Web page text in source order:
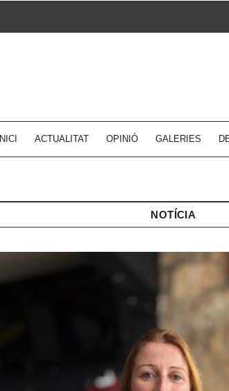
INICI ACTUALITAT OPINIÓ GALERIES
NOTÍCIA